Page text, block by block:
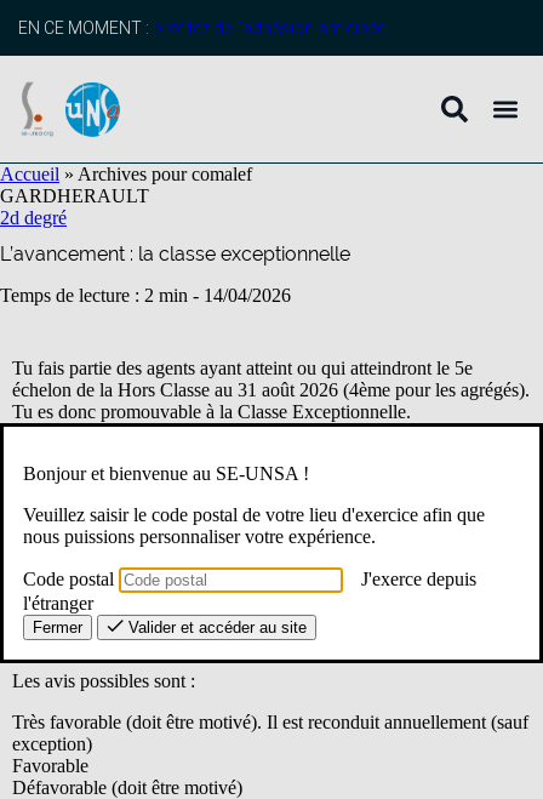
principal
EN CE MOMENT : profitez de l’adhésion anticipée
Accueil » Archives pour comalef
GARDHERAULT
2d degré
L’avancement : la classe exceptionnelle
Temps de lecture : 2 min - 14/04/2026
Tu fais partie des agents ayant atteint ou qui atteindront le 5e
échelon de la Hors Classe au 31 août 2026 (4ème pour les agrégés).
Tu es donc promouvable à la Classe Exceptionnelle.
Comment ça fonctionne?
Les supérieurs hiérarchiques émettent un avis : Chef
d’établissement et IA-IPR.
Les avis possibles sont :
Très favorable (doit être motivé). Il est reconduit annuellement (sauf
exception)
Favorable
Défavorable (doit être motivé)
Bonjour et bienvenue au SE-UNSA !
Veuillez saisir le code postal de votre lieu d'exercice afin que
nous puissions personnaliser votre expérience.
Code postal
J'exerce depuis
l'étranger
Fermer Valider et accéder au site